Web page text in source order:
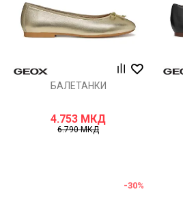
БАЛЕТАНКИ
4.753 МКД
6.790МКД
-30%